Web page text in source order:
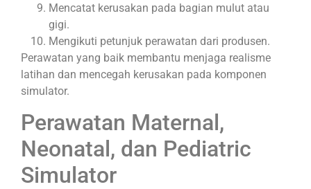
Mencatat kerusakan pada bagian mulut atau
gigi.
Mengikuti petunjuk perawatan dari produsen.
Perawatan yang baik membantu menjaga realisme
latihan dan mencegah kerusakan pada komponen
simulator.
Perawatan Maternal,
Neonatal, dan Pediatric
Simulator